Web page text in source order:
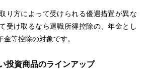
り方によって受けられる優遇措置が異な
受け取るなら退職所得控除の、年金とし
等控除の対象です。
投資商品のラインアップ